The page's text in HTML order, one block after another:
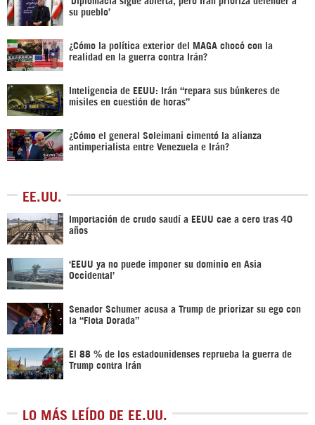
su pueblo’
¿Cómo la política exterior del MAGA chocó con la
realidad en la guerra contra Irán?
Inteligencia de EEUU: Irán “repara sus búnkeres de
misiles en cuestión de horas”
¿Cómo el general Soleimani cimentó la alianza
antimperialista entre Venezuela e Irán?
EE.UU.
Importación de crudo saudí a EEUU cae a cero tras 40
años
‘EEUU ya no puede imponer su dominio en Asia
Occidental’
Senador Schumer acusa a Trump de priorizar su ego con
la “Flota Dorada”
El 88 % de los estadounidenses reprueba la guerra de
Trump contra Irán
LO MÁS LEÍDO DE EE.UU.